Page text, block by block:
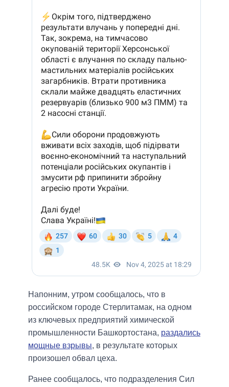
Напонним, утром сообщалось, что в
российском городе Стерлитамак, на одном
из ключевых предприятий химической
промышленности Башкортостана, раздались
мощные взрывы, в результате которых
произошел обвал цеха.
Ранее сообщалось, что подразделения Сил